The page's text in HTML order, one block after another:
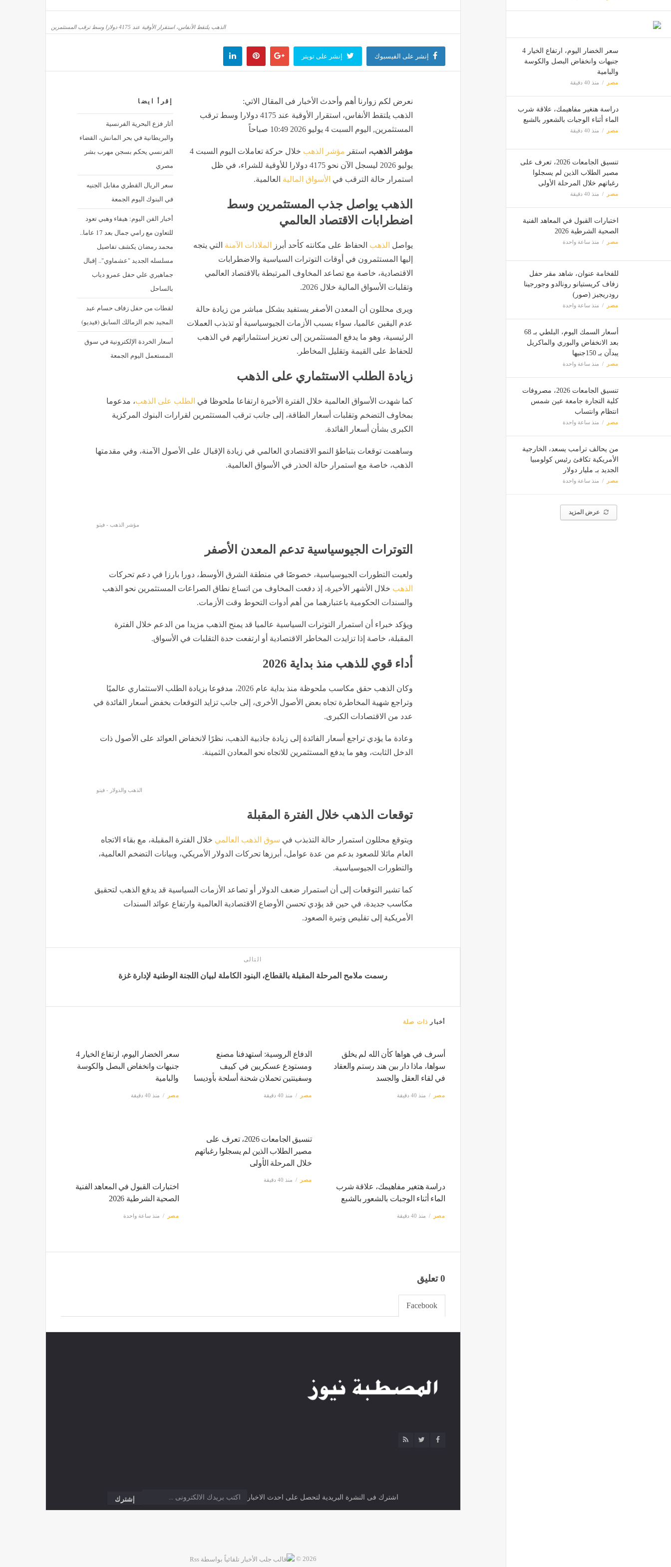
سعر الخضار اليوم، ارتفاع الخيار 4
جنيهات وانخفاض البصل والكوسة
والبامية
مصر منذ 40 دقيقة
دراسة هتغير مفاهيمك، علاقة شرب
الماء أثناء الوجبات بالشعور بالشبع
مصر منذ 40 دقيقة
تنسيق الجامعات 2026، تعرف على
مصير الطلاب الذين لم يسجلوا
رغباتهم خلال المرحلة الأولى
مصر منذ 40 دقيقة
اختبارات القبول في المعاهد الفنية
الصحية الشرطية 2026
مصر منذ ساعة واحدة
للفخامة عنوان، شاهد مقر حفل
زفاف كريستيانو رونالدو وجورجينا
رودريجيز (صور)
مصر منذ ساعة واحدة
أسعار السمك اليوم، البلطي بـ 68
بعد الانخفاض والبوري والماكريل
يبدآن بـ 150جنيها
مصر منذ ساعة واحدة
تنسيق الجامعات 2026، مصروفات
كلية التجارة جامعة عين شمس
انتظام وانتساب
مصر منذ ساعة واحدة
من يحالف ترامب يسعد، الخارجية
الأمريكية تكافئ رئيس كولومبيا
الجديد بـ مليار دولار
مصر منذ ساعة واحدة
عرض المزيد
أسعار السمك اليوم، البلطي بـ 68 بعد الانخفاض والبوري والماكريل يبدآن بـ 150جنيها
منذ ساعة واحدة
من يحالف ترامب يسعد، الخارجية الأمريكية تكافئ رئيس كولومبيا الجديد بـ مليار دولار
منذ ساعة واحدة
الذهب يلتقط الأنفاس، استقرار الأوقية عند 4175 دولارا وسط ترقب المستثمرين
إنشر على الفيسبوك إنشر على تويتر
إقرأ ايضا
أثار فزع البحرية الفرنسية
والبريطانية في بحر المانش، القضاء
الفرنسي يحكم بسجن مهرب بشر
مصري
سعر الريال القطري مقابل الجنيه
في البنوك اليوم الجمعة
أخبار الفن اليوم: هيفاء وهبي تعود
للتعاون مع رامي جمال بعد 17 عاما..
محمد رمضان يكشف تفاصيل
مسلسله الجديد "عشماوي".. إقبال
جماهيري علي حفل عمرو دياب
بالساحل
لقطات من حفل زفاف حسام عبد
المجيد نجم الزمالك السابق (فيديو)
أسعار الخردة الإلكترونية في سوق
المستعمل اليوم الجمعة
نعرض لكم زوارنا أهم وأحدث الأخبار فى المقال الاتي:
الذهب يلتقط الأنفاس، استقرار الأوقية عند 4175 دولارا وسط ترقب
المستثمرين, اليوم السبت 4 يوليو 2026 10:49 صباحاً
مؤشر الذهب، استقر مؤشر الذهب
خلال حركة تعاملات اليوم السبت 4
يوليو 2026 ليسجل الآن نحو 4175 دولارا للأوقية للشراء، في ظل
استمرار حالة الترقب في الأسواق المالية العالمية.
الذهب يواصل جذب المستثمرين وسط
اضطرابات الاقتصاد العالمي
يواصل الذهب الحفاظ على مكانته كأحد أبرز الملاذات الآمنة التي يتجه
إليها المستثمرون في أوقات التوترات السياسية والاضطرابات
الاقتصادية، خاصة مع تصاعد المخاوف المرتبطة بالاقتصاد العالمي
وتقلبات الأسواق المالية خلال 2026.
ويرى محللون أن المعدن الأصفر يستفيد بشكل مباشر من زيادة حالة
عدم اليقين عالميا، سواء بسبب الأزمات الجيوسياسية أو تذبذب العملات
الرئيسية، وهو ما يدفع المستثمرين إلى تعزيز استثماراتهم في الذهب
للحفاظ على القيمة وتقليل المخاطر.
زيادة الطلب الاستثماري على الذهب
كما شهدت الأسواق العالمية خلال الفترة الأخيرة ارتفاعا ملحوظا في الطلب على الذهب، مدعوما
بمخاوف التضخم وتقلبات أسعار الطاقة، إلى جانب ترقب المستثمرين لقرارات البنوك المركزية
الكبرى بشأن أسعار الفائدة.
وساهمت توقعات بتباطؤ النمو الاقتصادي العالمي في زيادة الإقبال على الأصول الآمنة، وفي مقدمتها
الذهب، خاصة مع استمرار حالة الحذر في الأسواق العالمية.
مؤشر الذهب - فيتو
التوترات الجيوسياسية تدعم المعدن الأصفر
ولعبت التطورات الجيوسياسية، خصوصًا في منطقة الشرق الأوسط، دورا بارزا في دعم تحركات
الذهب خلال الأشهر الأخيرة، إذ دفعت المخاوف من اتساع نطاق الصراعات المستثمرين نحو الذهب
والسندات الحكومية باعتبارهما من أهم أدوات التحوط وقت الأزمات.
ويؤكد خبراء أن استمرار التوترات السياسية عالميا قد يمنح الذهب مزيدا من الدعم خلال الفترة
المقبلة، خاصة إذا تزايدت المخاطر الاقتصادية أو ارتفعت حدة التقلبات في الأسواق.
أداء قوي للذهب منذ بداية 2026
وكان الذهب حقق مكاسب ملحوظة منذ بداية عام 2026، مدفوعا بزيادة الطلب الاستثماري عالميًا
وتراجع شهية المخاطرة تجاه بعض الأصول الأخرى، إلى جانب تزايد التوقعات بخفض أسعار الفائدة في
عدد من الاقتصادات الكبرى.
وعادة ما يؤدي تراجع أسعار الفائدة إلى زيادة جاذبية الذهب، نظرًا لانخفاض العوائد على الأصول ذات
الدخل الثابت، وهو ما يدفع المستثمرين للاتجاه نحو المعادن الثمينة.
الذهب والدولار - فيتو
توقعات الذهب خلال الفترة المقبلة
ويتوقع محللون استمرار حالة التذبذب في سوق الذهب العالمي خلال الفترة المقبلة، مع بقاء الاتجاه
العام مائلا للصعود بدعم من عدة عوامل، أبرزها تحركات الدولار الأمريكي، وبيانات التضخم العالمية،
والتطورات الجيوسياسية.
كما تشير التوقعات إلى أن استمرار ضعف الدولار أو تصاعد الأزمات السياسية قد يدفع الذهب لتحقيق
مكاسب جديدة، في حين قد يؤدي تحسن الأوضاع الاقتصادية العالمية وارتفاع عوائد السندات
الأمريكية إلى تقليص وتيرة الصعود.
التالى
رسمت ملامح المرحلة المقبلة بالقطاع، البنود الكاملة لبيان اللجنة الوطنية لإدارة غزة
أخبار ذات صلة
أسرف في هواها كأن الله لم يخلق
سواها، ماذا دار بين هند رستم والعقاد
في لقاء العقل والجسد
مصر منذ 40 دقيقة
الدفاع الروسية: استهدفنا مصنع
ومستودع عسكريين في كييف
وسفينتين تحملان شحنة أسلحة بأوديسا
مصر منذ 40 دقيقة
سعر الخضار اليوم، ارتفاع الخيار 4
جنيهات وانخفاض البصل والكوسة
والبامية
مصر منذ 40 دقيقة
دراسة هتغير مفاهيمك، علاقة شرب
الماء أثناء الوجبات بالشعور بالشبع
مصر منذ 40 دقيقة
تنسيق الجامعات 2026، تعرف على
مصير الطلاب الذين لم يسجلوا رغباتهم
خلال المرحلة الأولى
مصر منذ 40 دقيقة
اختبارات القبول في المعاهد الفنية
الصحية الشرطية 2026
مصر منذ ساعة واحدة
0 تعليق
Facebook
اشترك فى النشرة البريدية لتحصل على احدث الاخبار
2026 ©